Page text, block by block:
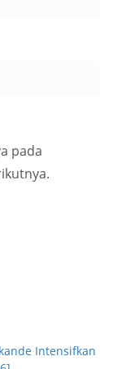
pada
Intensifkan